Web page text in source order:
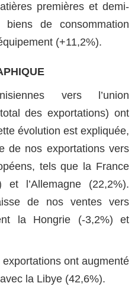
premières et demi-
de consommation
(+11,2%).
vers l’union
des exportations) ont
évolution est expliquée,
de nos exportations vers
tels que la France
et l’Allemagne (22,2%).
de nos ventes vers
la Hongrie (-3,2%) et
ont augmenté
la Libye (42,6%).